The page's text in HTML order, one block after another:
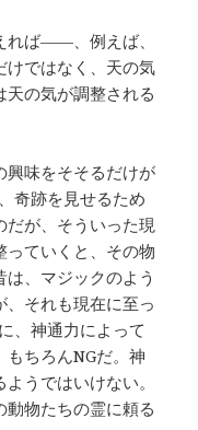
れば――、例えば、
けではなく、天の気
の気が調整される
興味をそそるだけが
奇跡を見せるため
が、そういった現
っていくと、その物
、マジックのよう
それも現在に至っ
、神通力によって
ちろんNGだ。神
うではいけない。
物たちの霊に頼る